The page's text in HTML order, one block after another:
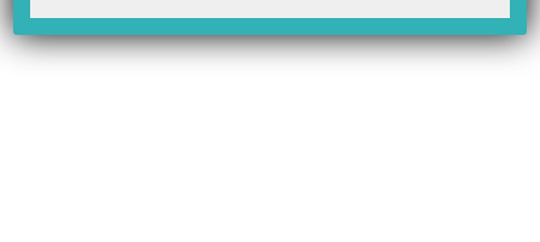
Présentation du composant
SCOR dans Topaze
Utilisation de SCOR dans
Topaze